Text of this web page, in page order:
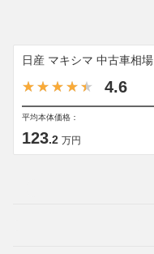
日産 マキシマ 中古車相場
4.6
平均本体価格：
123.2 万円